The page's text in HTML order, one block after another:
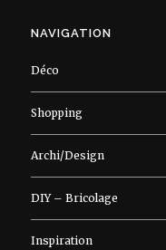
NAVIGATION
Déco
Shopping
Archi/Design
DIY – Bricolage
Inspiration